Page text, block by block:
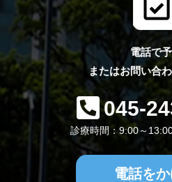
電話で
またはお問い合
045-
診療時間：9:00～
電話を